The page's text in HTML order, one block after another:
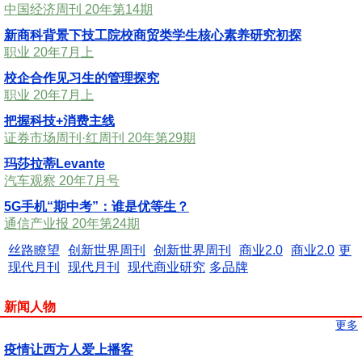
中国经济周刊 20年第14期
新商科背景下技工院校商贸类学生核心素养研究初探
职业 20年7月上
校企合作见习生的管理探究
职业 20年7月上
把握科技+消费主线
证券市场周刊·红周刊 20年第29期
玛莎拉蒂Levante
汽车观察 20年7月号
5G手机“期中考”：谁是优等生？
通信产业报 20年第24期
丝路瞭望
创新世界周刊 创新世界周刊 商业2.0 商业2.0
现代月刊
现代月刊 现代商业研究
更
多品牌
新闻人物
更多
疫情让西方人爱上播客